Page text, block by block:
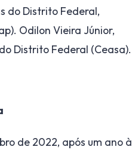
do Distrito Federal,
Odilon Vieira Júnior,
Distrito Federal (Ceasa).
de 2022, após um ano à